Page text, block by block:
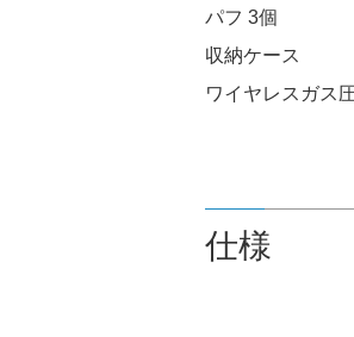
パフ 3個
収納ケース
ワイヤレスガス
仕様